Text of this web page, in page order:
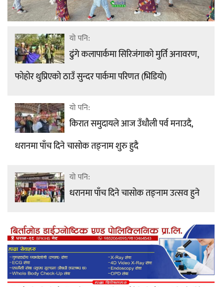
यो पनि:
ढुंगे कलापार्कमा सिरिजंगाको मुर्ति अनावरण,
फोहोर थुप्रिएको ठाउँ सुन्दर पार्कमा परिणत (भिडियो)
यो पनि:
किरात समुदायले आज उँधौली पर्व मनाउदै,
धरानमा पाँच दिने चासोक तङ्नाम शुरु हुदै
यो पनि:
धरानमा पाँच दिने चासोक तङ्नाम उत्सव हुने